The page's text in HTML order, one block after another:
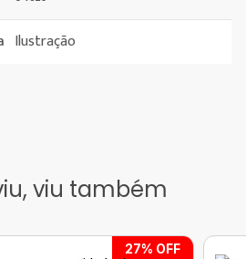
Ilustração
viu também
27% OFF